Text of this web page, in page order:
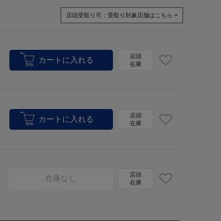
店頭受取り可： 受取り対象店舗はこちら >
店頭
在庫
店頭
在庫
在庫なし
店頭
在庫